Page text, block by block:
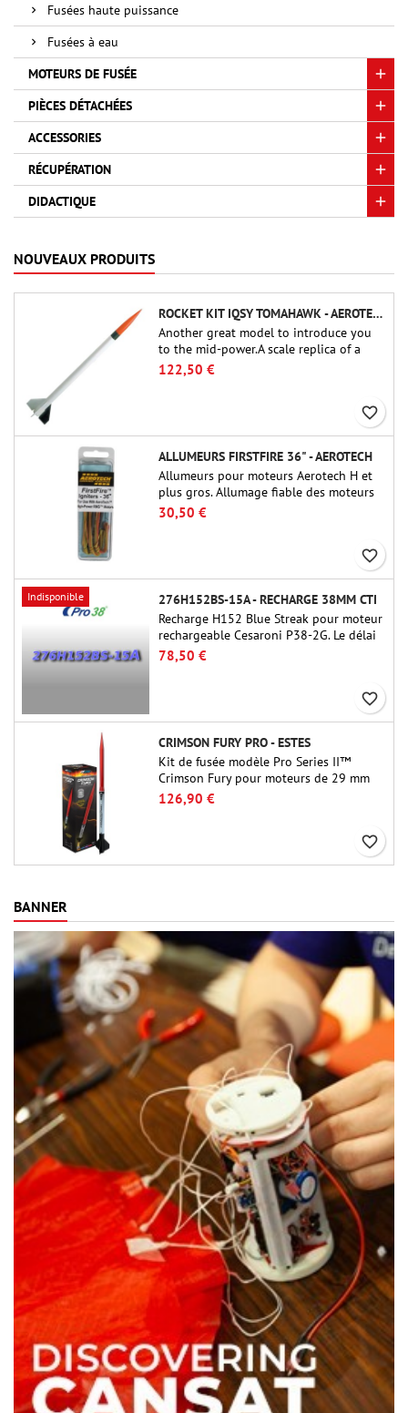
Fusées haute puissance
Fusées à eau
MOTEURS DE FUSÉE
PIÈCES DÉTACHÉES
ACCESSORIES
RÉCUPÉRATION
DIDACTIQUE
NOUVEAUX PRODUITS
ROCKET KIT IQSY TOMAHAWK - AEROTECH
Another great model to introduce you
to the mid-power.A scale replica of a
famous sounding rocket, small in size
and peefect to move to higher-level kits.
122,50 €
favorite_border
ALLUMEURS FIRSTFIRE 36" - AEROTECH
Allumeurs pour moteurs Aerotech H et
plus gros. Allumage fiable des moteurs
jusqu'à 91 cm de longu
30,50 €
favorite_border
Indisponible
276H152BS-15A - RECHARGE 38MM CTI
Recharge H152 Blue Streak pour moteur
rechargeable Cesaroni P38-2G. Le délai
de 15 secondes est réglable via l'outil
ProDAT 38
78,50 €
favorite_border
CRIMSON FURY PRO - ESTES
Kit de fusée modèle Pro Series II™
Crimson Fury pour moteurs de 29 mm
de type E, F et G. Conçu pour les
fuséologues confirmés, le Crimson Fury
126,90 €
favorite_border
BANNER